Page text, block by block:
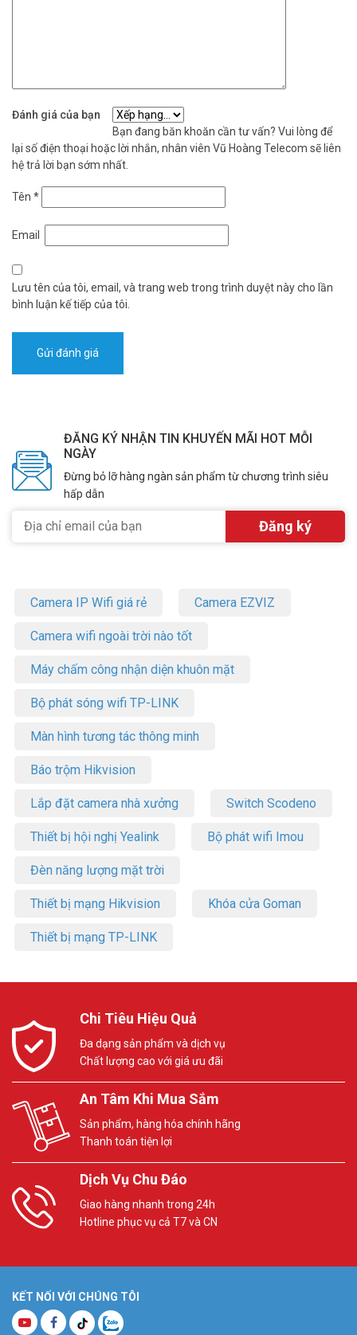
Đánh giá của bạn
Bạn đang băn khoăn cần tư vấn? Vui lòng để
lại số điện thoại hoặc lời nhắn, nhân viên Vũ Hoàng Telecom sẽ liên
hệ trả lời bạn sớm nhất.
Tên *
Email
Lưu tên của tôi, email, và trang web trong trình duyệt này cho lần
bình luận kế tiếp của tôi.
ĐĂNG KÝ NHẬN TIN KHUYẾN MÃI HOT MỖI
NGÀY
Đừng bỏ lỡ hàng ngàn sản phẩm từ chương trình siêu
hấp dẫn
Camera IP Wifi giá rẻ Camera EZVIZ
Camera wifi ngoài trời nào tốt
Máy chấm công nhận diện khuôn mặt
Bộ phát sóng wifi TP-LINK
Màn hình tương tác thông minh
Báo trộm Hikvision
Lắp đặt camera nhà xưởng Switch Scodeno
Thiết bị hội nghị Yealink Bộ phát wifi Imou
Đèn năng lượng mặt trời
Thiết bị mạng Hikvision Khóa cửa Goman
Thiết bị mạng TP-LINK
Chi Tiêu Hiệu Quả
Đa dạng sản phẩm và dịch vụ
Chất lượng cao với giá ưu đãi
An Tâm Khi Mua Sắm
Sản phẩm, hàng hóa chính hãng
Thanh toán tiện lợi
Dịch Vụ Chu Đáo
Giao hàng nhanh trong 24h
Hotline phục vụ cả T7 và CN
KẾT NỐI VỚI CHÚNG TÔI